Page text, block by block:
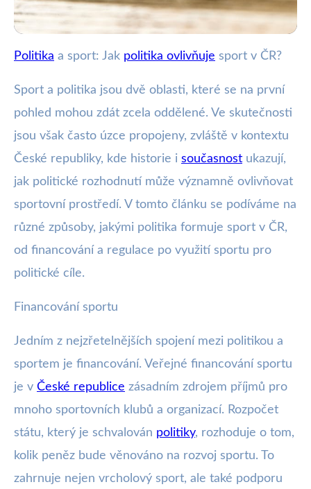
wote.cz
Jak Politika Ovlivňuje Sport v ČR:
Financování, Regulace a
Diplomacie
Politika a sport: Jak politika ovlivňuje sport v ČR?
Sport a politika jsou dvě oblasti, které se na první
pohled mohou zdát zcela oddělené. Ve skutečnosti
jsou však často úzce propojeny, zvláště v kontextu
České republiky, kde historie i současnost ukazují,
jak politické rozhodnutí může významně ovlivňovat
sportovní prostředí. V tomto článku se podíváme na
různé způsoby, jakými politika formuje sport v ČR,
od financování a regulace po využití sportu pro
politické cíle.
Financování sportu
Jedním z nejzřetelnějších spojení mezi politikou a
sportem je financování. Veřejné financování sportu
je v České republice zásadním zdrojem příjmů pro
mnoho sportovních klubů a organizací. Rozpočet
státu, který je schvalován politiky, rozhoduje o tom,
kolik peněz bude věnováno na rozvoj sportu. To
zahrnuje nejen vrcholový sport, ale také podporu